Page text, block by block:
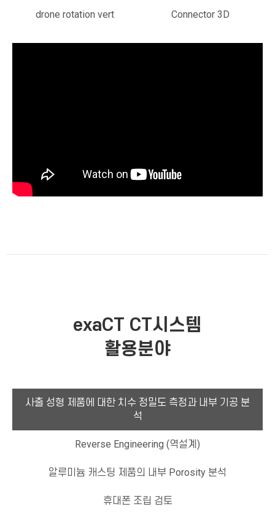
drone rotation vert Connector 3D
exaCT CT시스템
활용분야
사출 성형 제품에 대한 치수 정밀도 측정과 내부 기공 분
석
Reverse Engineering (역설계)
알루미늄 캐스팅 제품의 내부 Porosity 분석
휴대폰 조립 검토